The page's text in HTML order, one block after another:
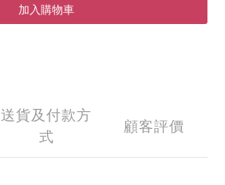
加入購物車
送貨及付款方
式
顧客評價